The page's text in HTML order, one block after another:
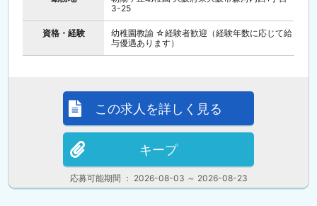
3-25
資格・経験
幼稚園教諭 ☆経験者歓迎（経験年数に応じて給
与優遇あります）
応募可能期間 ： 2026-08-03 ～ 2026-08-23
この求人を詳しく見る
キープ